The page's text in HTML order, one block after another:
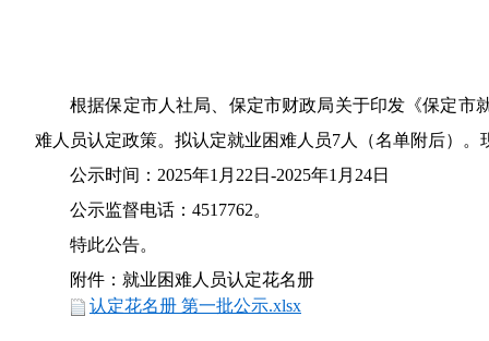
根据保定市人社局、保定市财政局关于印发《保定市
难人员认定政策。拟认定就业困难人员7人（名单附后）。
公示时间：2025年1月22日-2025年1月24日
公示监督电话：4517762。
特此公告。
附件：就业困难人员认定花名册
认定花名册 第一批公示.xlsx